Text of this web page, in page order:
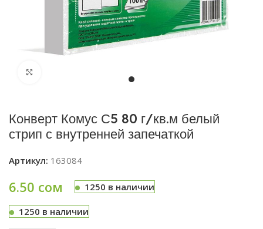
Конверт Комус С5 80 г/кв.м белый
стрип с внутренней запечаткой
Артикул: 163084
6.50 сом 1250 в наличии
1250 в наличии